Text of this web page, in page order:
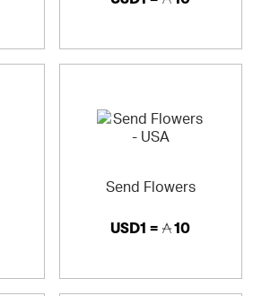
Send Flowers
USD1 = 10